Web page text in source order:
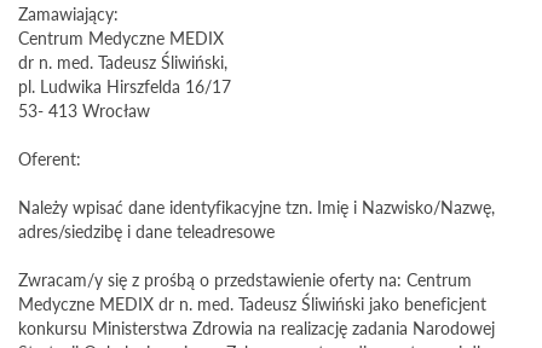
Zamawiający:
Centrum Medyczne MEDIX
dr n. med. Tadeusz Śliwiński,
pl. Ludwika Hirszfelda 16/17
53- 413 Wrocław
Oferent:
Należy wpisać dane identyfikacyjne tzn. Imię i Nazwisko/Nazwę,
adres/siedzibę i dane teleadresowe
Zwracam/y się z prośbą o przedstawienie oferty na: Centrum
Medyczne MEDIX dr n. med. Tadeusz Śliwiński jako beneficjent
konkursu Ministerstwa Zdrowia na realizację zadania Narodowej